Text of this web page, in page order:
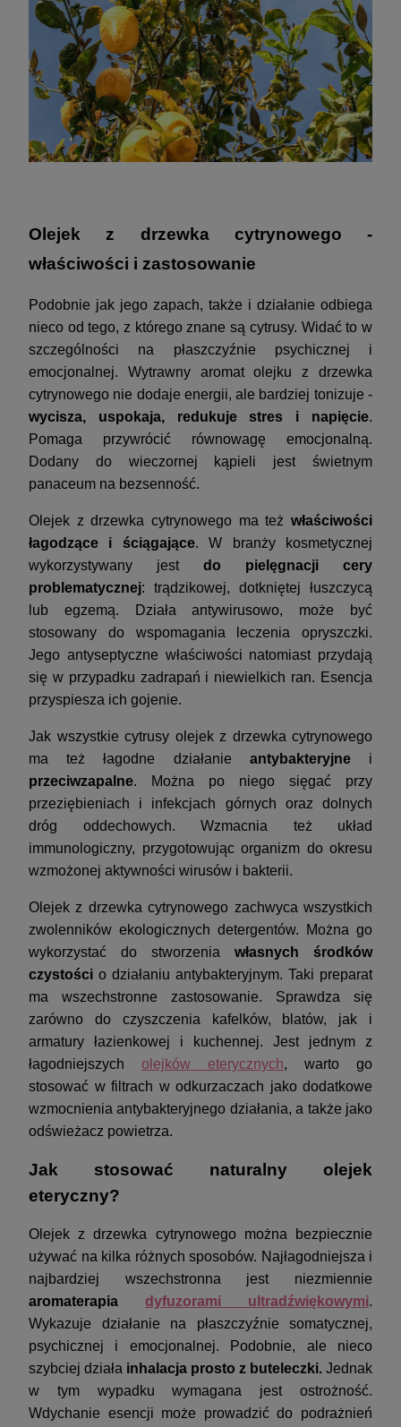
Olejek z drzewka cytrynowego -
właściwości i zastosowanie
Podobnie jak jego zapach, także i działanie odbiega
nieco od tego, z którego znane są cytrusy. Widać to w
szczególności na płaszczyźnie psychicznej i
emocjonalnej. Wytrawny aromat olejku z drzewka
cytrynowego nie dodaje energii, ale bardziej tonizuje -
wycisza, uspokaja, redukuje stres i napięcie.
Pomaga przywrócić równowagę emocjonalną.
Dodany do wieczornej kąpieli jest świetnym
panaceum na bezsenność.
Olejek z drzewka cytrynowego ma też właściwości
łagodzące i ściągające. W branży kosmetycznej
wykorzystywany jestdo pielęgnacji cery
problematycznej: trądzikowej, dotkniętej łuszczycą
lub egzemą. Działa antywirusowo, może być
stosowany do wspomagania leczenia opryszczki.
Jego antyseptyczne właściwości natomiast przydają
się w przypadku zadrapań i niewielkich ran. Esencja
przyspiesza ich gojenie.
Jak wszystkie cytrusy olejek z drzewka cytrynowego
ma też łagodne działanie antybakteryjne i
przeciwzapalne. Można po niego sięgać przy
przeziębieniach i infekcjach górnych oraz dolnych
dróg oddechowych. Wzmacnia też układ
immunologiczny, przygotowując organizm do okresu
wzmożonej aktywności wirusów i bakterii.
Olejek z drzewka cytrynowego zachwyca wszystkich
zwolenników ekologicznych detergentów. Można go
wykorzystać do stworzenia własnych środków
czystości o działaniu antybakteryjnym. Taki preparat
ma wszechstronne zastosowanie. Sprawdza się
zarówno do czyszczenia kafelków, blatów, jak i
armatury łazienkowej i kuchennej. Jest jednym z
łagodniejszych olejków eterycznych, warto go
stosować w filtrach w odkurzaczach jako dodatkowe
wzmocnienia antybakteryjnego działania, a także jako
odświeżacz powietrza.
Jak stosować naturalny olejek
eteryczny?
Olejek z drzewka cytrynowego można bezpiecznie
używać na kilka różnych sposobów. Najłagodniejsza i
najbardziej wszechstronna jest niezmiennie
aromaterapia
dyfuzorami ultradźwiękowymi.
Wykazuje działanie na płaszczyźnie somatycznej,
psychicznej i emocjonalnej. Podobnie, ale nieco
szybciej działa inhalacja prosto z buteleczki. Jednak
w tym wypadku wymagana jest ostrożność.
Wdychanie esencji może prowadzić do podrażnień